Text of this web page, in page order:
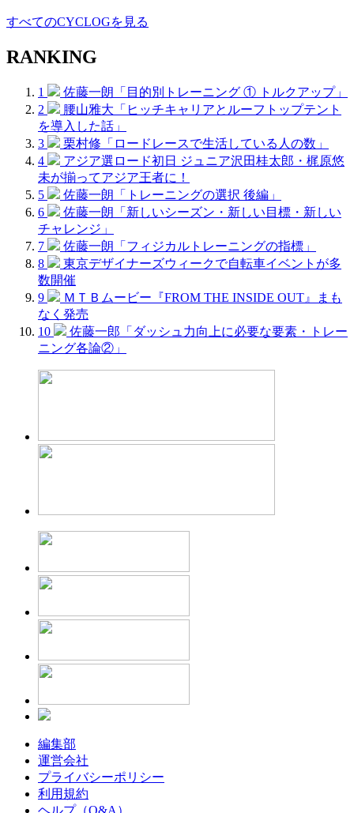
すべてのCYCLOGを見る
RANKING
1
佐藤一朗「目的別トレーニング ① トルクアップ」
2
腰山雅大「ヒッチキャリアとルーフトップテント
を導入した話」
3
栗村修「ロードレースで生活している人の数」
4
アジア選ロード初日 ジュニア沢田桂太郎・梶原悠
未が揃ってアジア王者に！
5
佐藤一朗「トレーニングの選択 後編」
6
佐藤一朗「新しいシーズン・新しい目標・新しい
チャレンジ」
7
佐藤一朗「フィジカルトレーニングの指標」
8
東京デザイナーズウィークで自転車イベントが多
数開催
9
ＭＴＢムービー『FROM THE INSIDE OUT』まも
なく発売
10
佐藤一郎「ダッシュ力向上に必要な要素・トレー
ニング各論②」
編集部
運営会社
プライバシーポリシー
利用規約
ヘルプ（Q&A）